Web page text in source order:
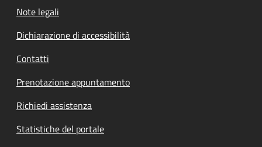
Note legali
Dichiarazione di accessibilità
Contatti
Prenotazione appuntamento
Richiedi assistenza
Statistiche del portale